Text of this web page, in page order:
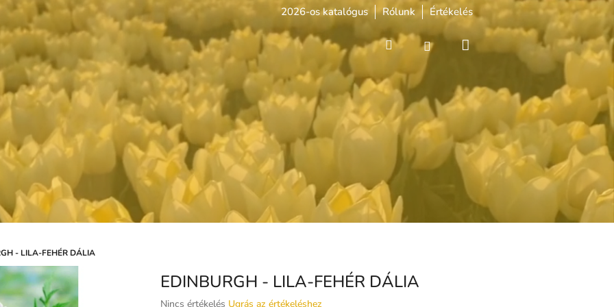
2026-os katalógus Rólunk Értékelés
KeresésBejelentkezés
Kosár
- LILA-FEHÉR DÁLIA
EDINBURGH - LILA-FEHÉR DÁLIA
A
Nincs értékelés Ugrás az értékeléshez